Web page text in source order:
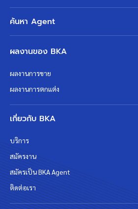
ค้นหา Agent
ผลงานของ BKA
ผลงานการขาย
ผลงานการตกแต่ง
เกี่ยวกับ BKA
บริการ
สมัครงาน
สมัครเป็น BKA Agent
ติดต่อเรา